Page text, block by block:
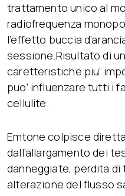
trattamento unico al
radiofrequenza
l’effetto buccia
sessione.Risultato di
caretteristiche piu’
puo’ influenzare tutti i
cellulite.
Emtone colpisce
dall’allargamento dei
danneggiate, perdita di
alterazione del flusso